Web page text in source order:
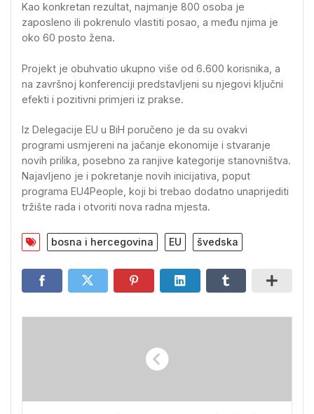
Kao konkretan rezultat, najmanje 800 osoba je
zaposleno ili pokrenulo vlastiti posao, a među njima je
oko 60 posto žena.
Projekt je obuhvatio ukupno više od 6.600 korisnika, a
na završnoj konferenciji predstavljeni su njegovi ključni
efekti i pozitivni primjeri iz prakse.
Iz Delegacije EU u BiH poručeno je da su ovakvi
programi usmjereni na jačanje ekonomije i stvaranje
novih prilika, posebno za ranjive kategorije stanovništva.
Najavljeno je i pokretanje novih inicijativa, poput
programa EU4People, koji bi trebao dodatno unaprijediti
tržište rada i otvoriti nova radna mjesta.
bosna i hercegovina EU švedska